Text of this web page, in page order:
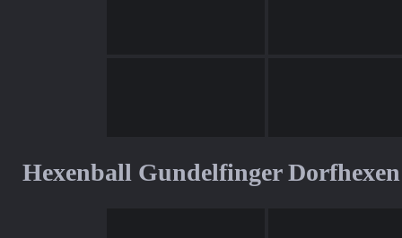
Hexenball Gundelfinger Dorfhexen